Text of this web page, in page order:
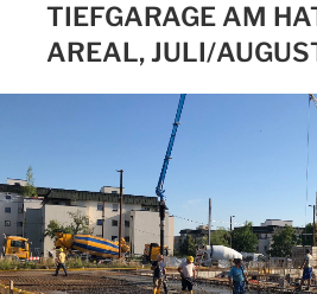
TIEFGARAGE AM
AREAL, JULI/